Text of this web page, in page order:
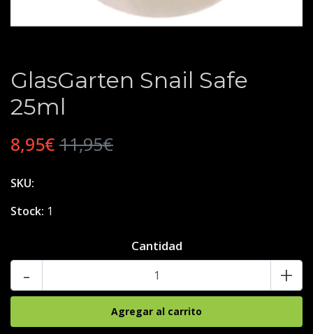
GlasGarten Snail Safe
25ml
8,95€ 11,95€
SKU:
Stock: 1
Cantidad
- +